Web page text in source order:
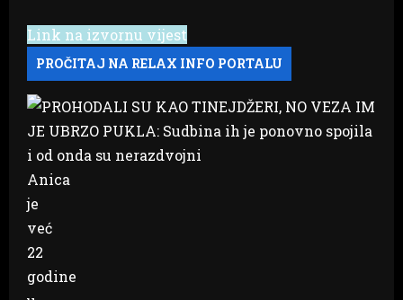
Link na izvornu vijest
Anica
je
već
22
godine